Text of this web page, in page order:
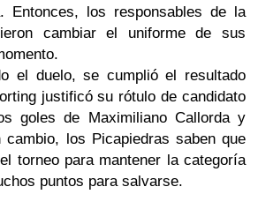
Entonces, los responsables de la
cambiar el uniforme de sus
el duelo, se cumplió el resultado
justificó su rótulo de candidato
goles de Maximiliano Callorda y
cambio, los Picapiedras saben que
torneo para mantener la categoría
puntos para salvarse.